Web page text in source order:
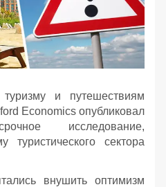
и путешествиям
Economics опубликовал
исследование,
туристического сектора
внушить оптимизм